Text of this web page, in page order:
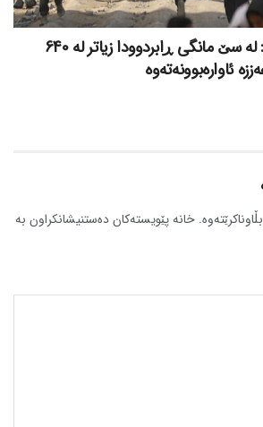
نەتەوە یەکگرتووەکان: لە سێ مانگی ڕابردوودا زیاتر لە 640
ئاوارەبوونەتەوە
خانە پێویستەکان دەستنیشانکراون بە